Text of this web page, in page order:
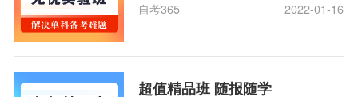
自考365 2022-01-16
超值精品班 随报随学